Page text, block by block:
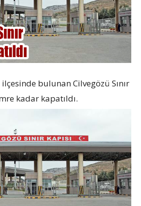
ilçesinde bulunan Cilvegözü Sınır
kadar kapatıldı.